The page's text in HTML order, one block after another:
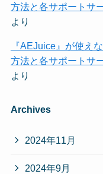
方法と各サポートサ
より
『AEJuice』が使え
方法と各サポートサ
より
Archives
2024年11月
2024年9月